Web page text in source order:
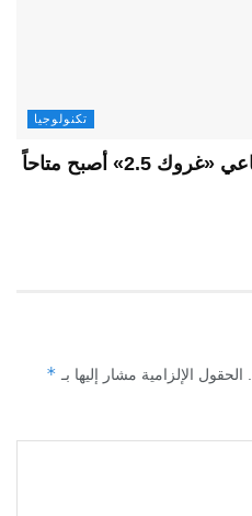
تكنولوجيا
ماسك: نموذج الذكاء الاصطناعي «غروك 2.5» أصبح متاحاً
الحقول الإلزامية مشار إليها بـ *